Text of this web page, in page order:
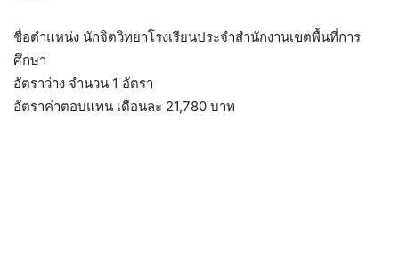
ชื่อตำแหน่ง นักจิตวิทยาโรงเรียนประจำสำนักงานเขตพื้นที่การ
ศึกษา
อัตราว่าง จำนวน 1 อัตรา
อัตราค่าตอบแทน เดือนละ 21,780 บาท